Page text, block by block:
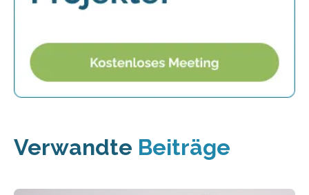
Verwandte Beiträge